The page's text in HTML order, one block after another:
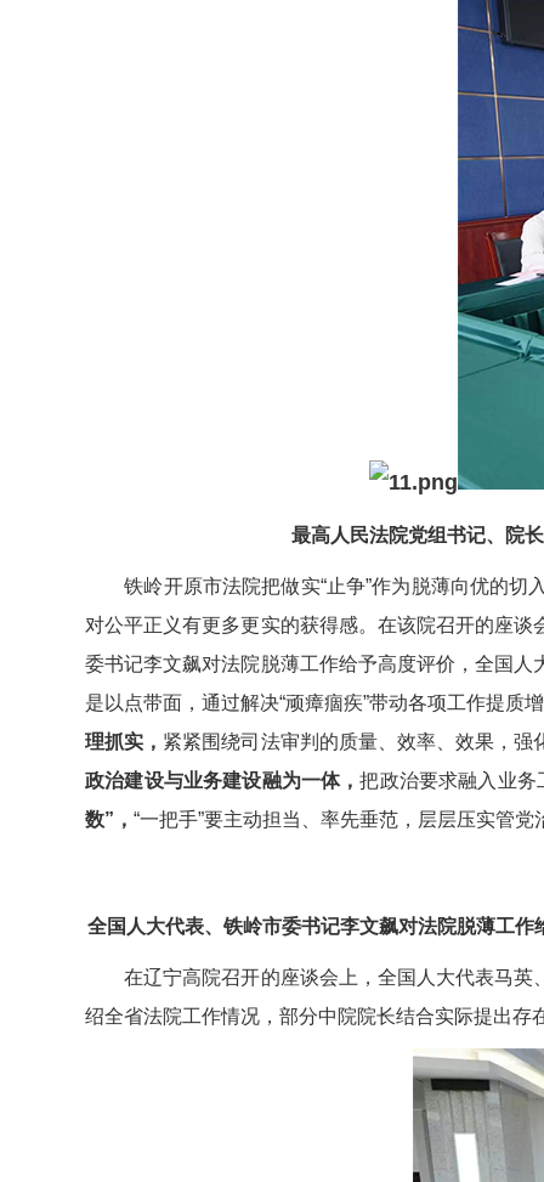
最高人民法院党组书记、院
铁岭开原市法院把做实“止争”作为脱薄向优的切
对公平正义有更多更实的获得感。在该院召开的座
委书记李文飙对法院脱薄工作给予高度评价，全国
是以点带面，通过解决“顽瘴痼疾”带动各项工作提质
理抓实， 紧紧围绕司法审判的质量、效率、效果，
政治建设与业务建设融为一体，把政治要求融入业务
数”， “一把手”要主动担当、率先垂范，层层压实管
全国人大代表、铁岭市委书记李文飙对法院脱薄工
在辽宁高院召开的座谈会上，全国人大代表马英
绍全省法院工作情况，部分中院院长结合实际提出存